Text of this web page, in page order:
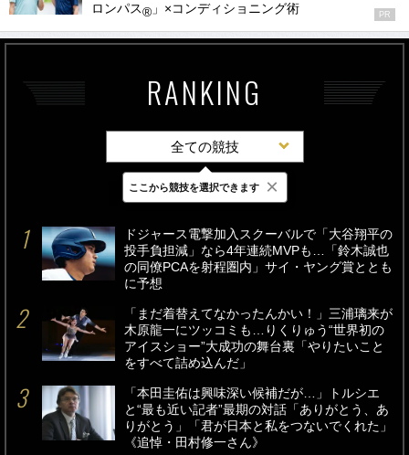
ロンパス® 」×コンディショニング術 PR
RANKING
全ての競技
最新 24時間 週間
ドジャース電撃加入スクーバルで「大谷翔平の
投手負担減」なら4年連続MVPも…「鈴木誠也
の同僚PCAを射程圏内」サイ・ヤング賞ととも
に予想
「まだ着替えてなかったんかい！」三浦璃来が
木原龍一にツッコミも…りくりゅう“世界初の
アイスショー”大成功の舞台裏「やりたいこと
をすべて詰め込んだ」
「本田圭佑は興味深い候補だが…」トルシエ
と“最も近い記者”最期の対話「ありがとう、あ
りがとう」「君が日本と私をつないでくれた」
《追悼・田村修一さん》
ここから競技を選択できます ×